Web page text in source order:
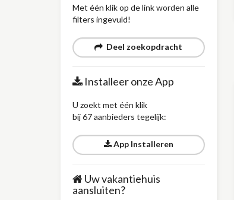
Met één klik op de link worden alle
filters ingevuld!
Deel zoekopdracht
Installeer onze App
U zoekt met één klik
bij 67 aanbieders tegelijk:
App Installeren
Uw vakantiehuis
aansluiten?